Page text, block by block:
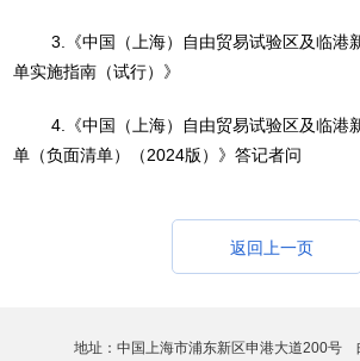
3.《中国（上海）自由贸易试验区及临港
单实施指南（试行）》
4.《中国（上海）自由贸易试验区及临港
单（负面清单）（2024版）》答记者问
返回上一页
地址：中国上海市浦东新区申港大道200号